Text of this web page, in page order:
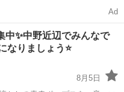
Ad
中✨中野近辺でみんなで
なりましょう⭐
8月5日